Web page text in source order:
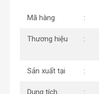
Mã hàng
Thương hiệu
Sản xuất tại
Dung tích